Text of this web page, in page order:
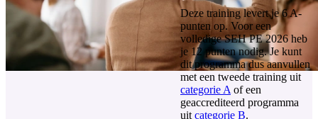
Deze training levert je 6 A-
punten op. Voor een
volledige SEH PE 2026 heb
je 12 punten nodig. Je kunt
dit programma dus aanvullen
met een tweede training uit
categorie A of een
geaccrediteerd programma
uit categorie B.